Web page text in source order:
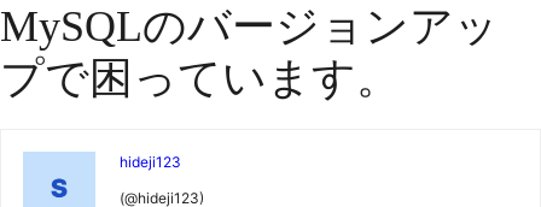
ツ
ス
対
象:
ー
ラ
ム
の
MySQLのバージョンアッ
プで困っています。
hideji123
(@hideji123)